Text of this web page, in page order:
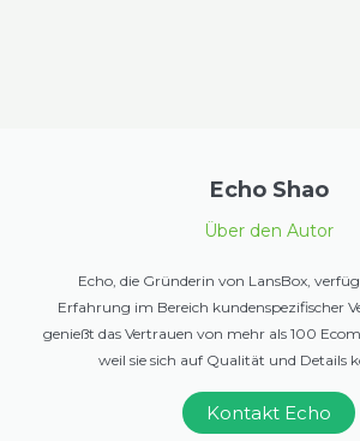
Echo Shao
Über den Autor
Echo, die Gründerin von LansBox,
Erfahrung im Bereich kundenspezifischer
genießt das Vertrauen von mehr als 100
weil sie sich auf Qualität und Details
Kontakt Echo